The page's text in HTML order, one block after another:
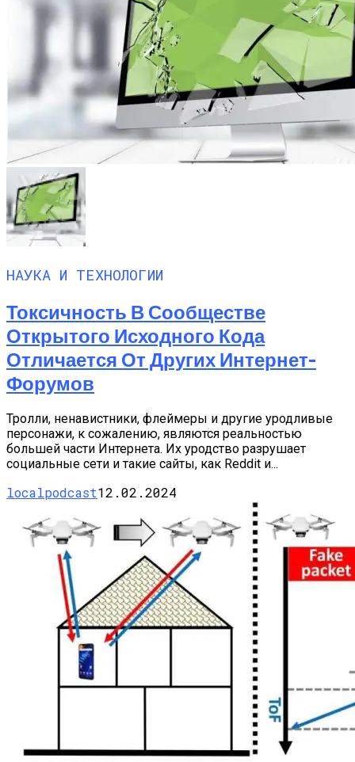
НАУКА И ТЕХНОЛОГИИ
Токсичность В Сообществе
Открытого Исходного Кода
Отличается От Других Интернет-
Форумов
Тролли, ненавистники, флеймеры и другие уродливые
персонажи, к сожалению, являются реальностью
большей части Интернета. Их уродство разрушает
социальные сети и такие сайты, как Reddit и...
localpodcast12.02.2024